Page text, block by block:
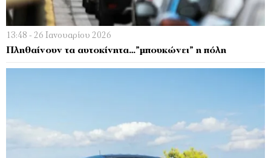
13:48 - 26 Ιανουαρίου 2026
Πληθαίνουν τα αυτοκίνητα…”μπουκώνει” η πόλη